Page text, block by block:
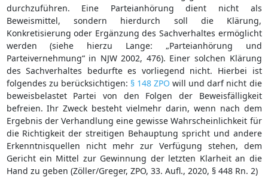
durchzuführen. Eine Parteianhörung dient nicht als
Beweismittel, sondern hierdurch soll die Klärung,
Konkretisierung oder Ergänzung des Sachverhaltes ermöglicht
werden (siehe hierzu Lange: „Parteianhörung und
Parteivernehmung“ in NJW 2002, 476). Einer solchen Klärung
des Sachverhaltes bedurfte es vorliegend nicht. Hierbei ist
folgendes zu berücksichtigen: § 148 ZPO will und darf nicht die
beweisbelastet Partei von den Folgen der Beweisfälligkeit
befreien. Ihr Zweck besteht vielmehr darin, wenn nach dem
Ergebnis der Verhandlung eine gewisse Wahrscheinlichkeit für
die Richtigkeit der streitigen Behauptung spricht und andere
Erkenntnisquellen nicht mehr zur Verfügung stehen, dem
Gericht ein Mittel zur Gewinnung der letzten Klarheit an die
Hand zu geben (Zöller/Greger, ZPO, 33. Aufl., 2020, § 448 Rn. 2)